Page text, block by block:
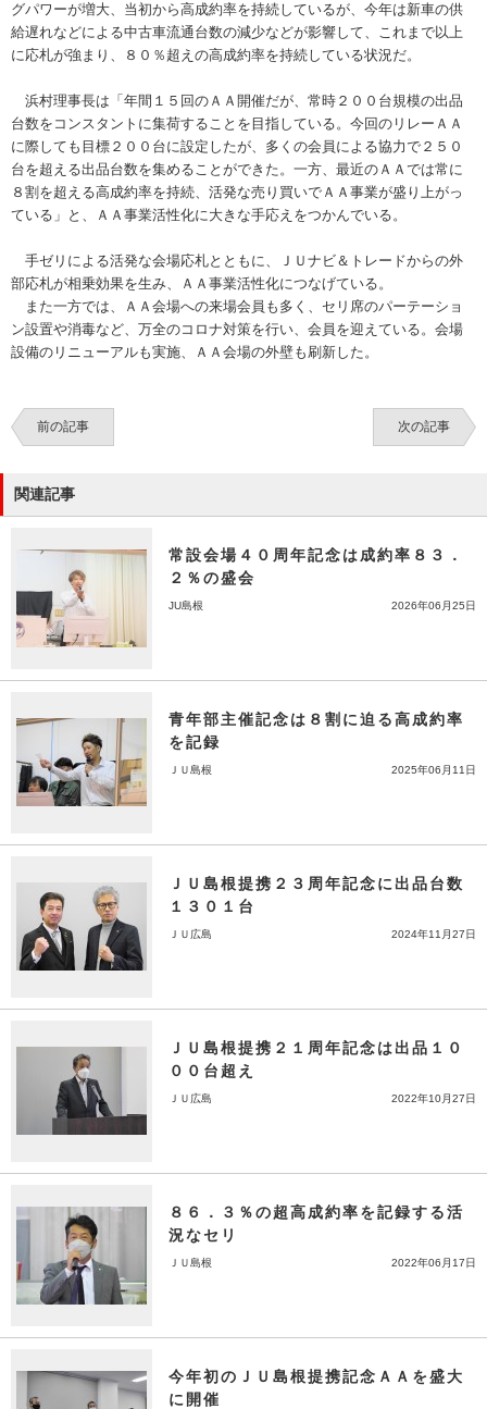
グパワーが増大、当初から高成約率を持続しているが、今年は新車の供
給遅れなどによる中古車流通台数の減少などが影響して、これまで以上
に応札が強まり、８０％超えの高成約率を持続している状況だ。
浜村理事長は「年間１５回のＡＡ開催だが、常時２００台規模の出品
台数をコンスタントに集荷することを目指している。今回のリレーＡＡ
に際しても目標２００台に設定したが、多くの会員による協力で２５０
台を超える出品台数を集めることができた。一方、最近のＡＡでは常に
８割を超える高成約率を持続、活発な売り買いでＡＡ事業が盛り上がっ
ている」と、ＡＡ事業活性化に大きな手応えをつかんでいる。
手ゼリによる活発な会場応札とともに、ＪＵナビ＆トレードからの外
部応札が相乗効果を生み、ＡＡ事業活性化につなげている。
また一方では、ＡＡ会場への来場会員も多く、セリ席のパーテーショ
ン設置や消毒など、万全のコロナ対策を行い、会員を迎えている。会場
設備のリニューアルも実施、ＡＡ会場の外壁も刷新した。
前の記事 次の記事
関連記事
常設会場４０周年記念は成約率８３．
２％の盛会
JU島根 2026年06月25日
青年部主催記念は８割に迫る高成約率
を記録
ＪＵ島根 2025年06月11日
ＪＵ島根提携２３周年記念に出品台数
１３０１台
ＪＵ広島 2024年11月27日
ＪＵ島根提携２１周年記念は出品１０
００台超え
ＪＵ広島 2022年10月27日
８６．３％の超高成約率を記録する活
況なセリ
ＪＵ島根 2022年06月17日
今年初のＪＵ島根提携記念ＡＡを盛大
に開催